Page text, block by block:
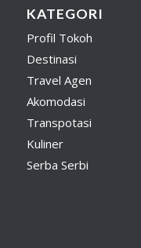
KATEGORI
Profil Tokoh
Destinasi
Travel Agen
Akomodasi
Transpotasi
Kuliner
Serba Serbi